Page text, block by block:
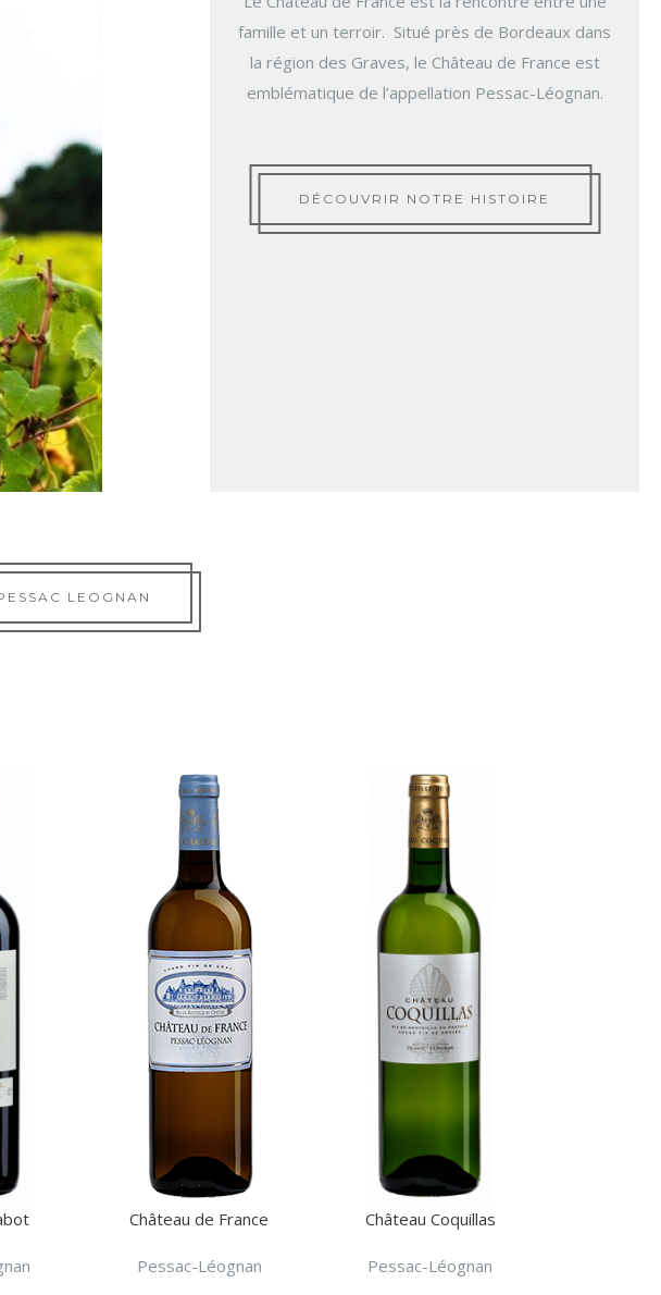
famille et un terroir. Situé près de Bordeaux dans
la région des Graves, le Château de France est
emblématique de l’appellation Pessac-Léognan.
DÉCOUVRIR NOTRE HISTOIRE
LEOGNAN
Château de France
Pessac-Léognan
Château Coquillas
Pessac-Léognan